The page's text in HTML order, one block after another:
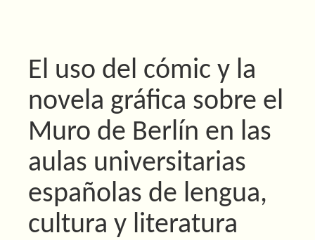
El uso del cómic y la
novela gráfica sobre el
Muro de Berlín en las
aulas universitarias
españolas de lengua,
cultura y literatura